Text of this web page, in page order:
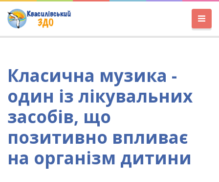
Класична музика -
один із лікувальних
засобів, що
позитивно впливає
на організм дитини